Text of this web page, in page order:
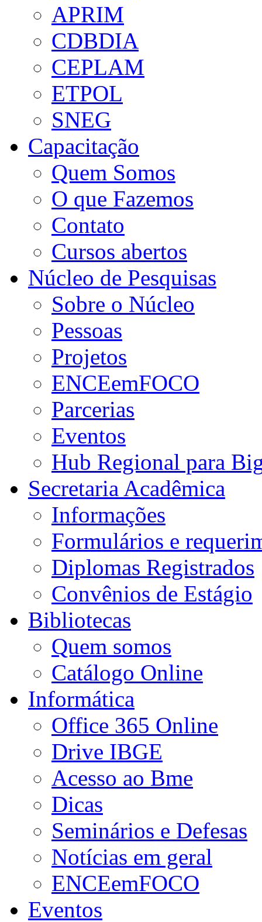
APRIM
CDBDIA
CEPLAM
ETPOL
SNEG
Capacitação
Quem Somos
O que Fazemos
Contato
Cursos abertos
Núcleo de Pesquisas
Sobre o Núcleo
Pessoas
Projetos
ENCEemFOCO
Parcerias
Eventos
Hub Regional para
Secretaria Acadêmica
Informações
Formulários e
Diplomas Registrados
Convênios de Estágio
Bibliotecas
Quem somos
Catálogo Online
Informática
Office 365 Online
Drive IBGE
Acesso ao Bme
Dicas
Seminários e Defesas
Notícias em geral
ENCEemFOCO
Eventos